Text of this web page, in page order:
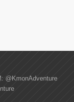
@KmonAdventure